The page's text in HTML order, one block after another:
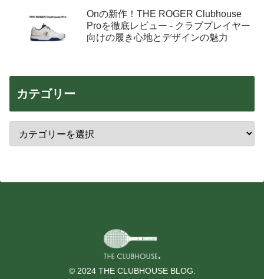
Onの新作！THE ROGER Clubhouse
Proを徹底レビュー - クラブプレイヤー
向けの履き心地とデザインの魅力
カテゴリー
© 2024 THE CLUBHOUSE BLOG.